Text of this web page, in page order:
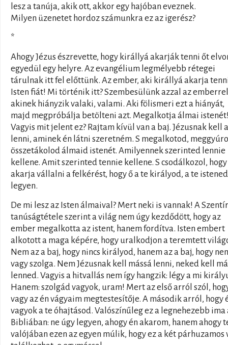
lesz a tanúja, akik ott, akkor egy hajóban eveznek.
Milyen üzenetet hordoz számunkra ez az igerész?
*
Ahogy Jézus észrevette, hogy királlyá akarják tenni őt
egyedül egy helyre. Az evangélium legmélyebb rétegei
tárulnak itt fel előttünk. Az ember, aki királlyá akarja
Isten fiát! Mi történik itt? Szembesülünk azzal az
akinek hiányzik valaki, valami. Aki fölismeri ezt a hiányát,
majd megpróbálja betölteni azt. Megalkotja álmai
Vagyis mit jelent ez? Rajtam kívül van a baj. Jézusnak kell
lenni, aminek én látni szeretném. S megalkotod,
összetákolod álmaid istenét. Amilyennek szerinted lennie
kellene. Amit szerinted tennie kellene. S csodálkozol,
akarja vállalni a felkérést, hogy ő a te királyod, a te istened
legyen.
De mi lesz az Isten álmaival? Mert neki is vannak! A
tanúságtétele szerint a világ nem úgy kezdődött, hogy az
ember megalkotta az istent, hanem fordítva. Isten embert
alkotott a maga képére, hogy uralkodjon a teremtett
Nem az a baj, hogy nincs királyod, hanem az a baj, hogy
vagy szolga. Nem Jézusnak kell mássá lenni, neked kell
lenned. Vagyis a hitvallás nem így hangzik: légy a mi
Hanem: szolgád vagyok, uram! Mert az első arról szól,
vagy az én vágyaim megtestesítője. A második arról, hogy
vagyok a te óhajtásod. Valószínűleg ez a legnehezebb ima
Bibliában: ne úgy legyen, ahogy én akarom, hanem ahogy
valójában ezen az egyen múlik, hogy ez a két párhuzamos